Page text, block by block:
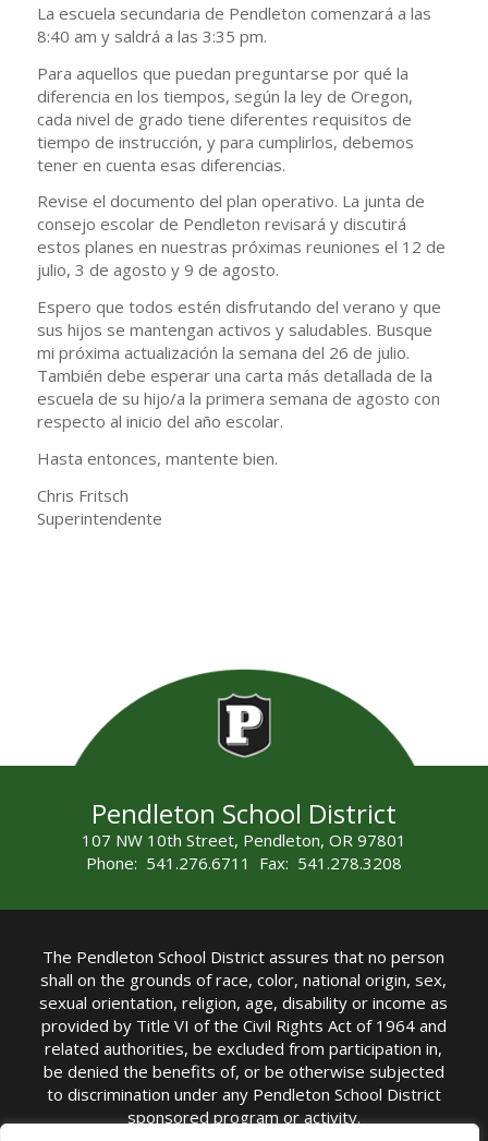
La escuela secundaria de Pendleton comenzará a las
8:40 am y saldrá a las 3:35 pm.
Para aquellos que puedan preguntarse por qué la
diferencia en los tiempos, según la ley de Oregon,
cada nivel de grado tiene diferentes requisitos de
tiempo de instrucción, y para cumplirlos, debemos
tener en cuenta esas diferencias.
Revise el documento del plan operativo. La junta de
consejo escolar de Pendleton revisará y discutirá
estos planes en nuestras próximas reuniones el 12 de
julio, 3 de agosto y 9 de agosto.
Espero que todos estén disfrutando del verano y que
sus hijos se mantengan activos y saludables. Busque
mi próxima actualización la semana del 26 de julio.
También debe esperar una carta más detallada de la
escuela de su hijo/a la primera semana de agosto con
respecto al inicio del año escolar.
Hasta entonces, mantente bien.
Chris Fritsch
Superintendente
Pendleton School District
107 NW 10th Street, Pendleton, OR 97801
Phone: 541.276.6711 Fax: 541.278.3208
The Pendleton School District assures that no person
shall on the grounds of race, color, national origin, sex,
sexual orientation, religion, age, disability or income as
provided by Title VI of the Civil Rights Act of 1964 and
related authorities, be excluded from participation in,
be denied the benefits of, or be otherwise subjected
to discrimination under any Pendleton School District
sponsored program or activity.